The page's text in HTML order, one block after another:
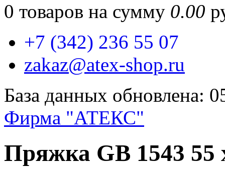
0 товаров на сумму 0.00
+7 (342) 236 55 07
zakaz@atex-shop.ru
База данных обновлена:
Фирма "АТЕКС"
Пряжка GB 1543 55